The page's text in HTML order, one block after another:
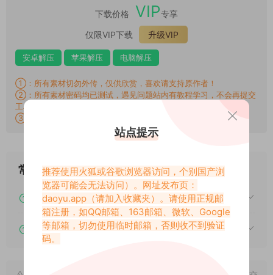
下载价格 VIP专享
仅限VIP下载
升级VIP
安卓解压 苹果解压 电脑解压
①：所有素材切勿外传，仅供欣赏，喜欢请支持原作者！
②：所有素材密码均已测试，遇见问题站内有教程学习，不会再提交
工单。
③：所有素材均无露点、纯绿色版本，若有需求请另寻，谢谢！
常见问题
下载后提示文件损坏、解压出错怎么办？
下载的资源如何解压？
站点提示
推荐使用火狐或谷歌浏览器访问，个别国产浏
览器可能会无法访问）。网址发布页：
daoyu.app （请加入收藏夹）。请使用正规邮
箱注册，如QQ邮箱、163邮箱、微软、Google
等邮箱，切勿使用临时邮箱，否则收不到验证
码。